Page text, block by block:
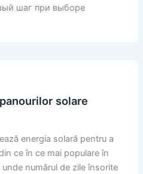
шаг при выборе
solare
energia solară pentru a
ce în ce mai populare în
numărul de zile însorite